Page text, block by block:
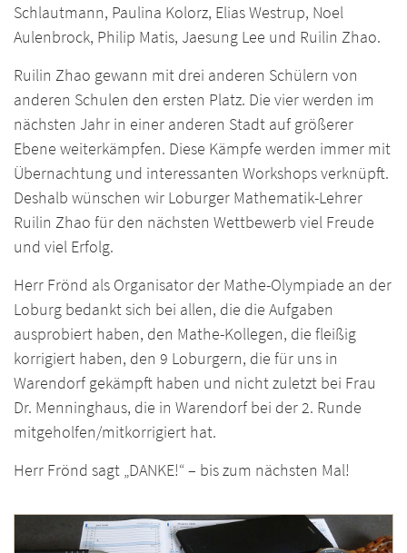
Schlautmann, Paulina Kolorz, Elias Westrup, Noel
Aulenbrock, Philip Matis, Jaesung Lee und Ruilin Zhao.
Ruilin Zhao gewann mit drei anderen Schülern von
anderen Schulen den ersten Platz. Die vier werden im
nächsten Jahr in einer anderen Stadt auf größerer
Ebene weiterkämpfen. Diese Kämpfe werden immer mit
Übernachtung und interessanten Workshops verknüpft.
Deshalb wünschen wir Loburger Mathematik-Lehrer
Ruilin Zhao für den nächsten Wettbewerb viel Freude
und viel Erfolg.
Herr Frönd als Organisator der Mathe-Olympiade an der
Loburg bedankt sich bei allen, die die Aufgaben
ausprobiert haben, den Mathe-Kollegen, die fleißig
korrigiert haben, den 9 Loburgern, die für uns in
Warendorf gekämpft haben und nicht zuletzt bei Frau
Dr. Menninghaus, die in Warendorf bei der 2. Runde
mitgeholfen/mitkorrigiert hat.
Herr Frönd sagt „DANKE!“ – bis zum nächsten Mal!